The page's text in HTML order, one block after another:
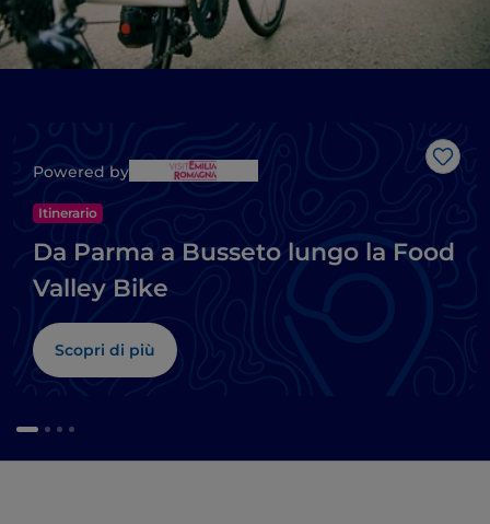
Like
Powered by
Itinerario
Da Parma a Busseto lungo la Food
Valley Bike
Scopri di più